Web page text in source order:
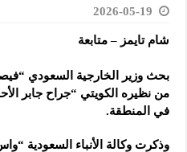
2026-05-19
شام تايمز – متابعة
بحث وزير الخارجية السعودي
من نظيره الكويتي “جراح جابر
في المنطقة.‏
وذكرت وكالة الأنباء السعودية